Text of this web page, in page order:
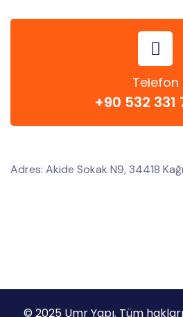
Telefon
+90 532 331
Adres: Akide Sokak N9, 34418
© 2025 Umr Yapı. Tüm hakları